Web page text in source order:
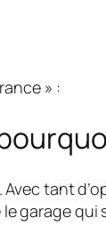
» :
tant
garage qui